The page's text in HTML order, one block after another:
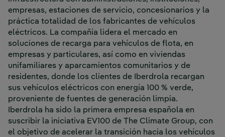
empresas, estaciones de servicio, concesionarios y la
práctica totalidad de los fabricantes de vehículos
eléctricos. La compañía lidera el mercado en
soluciones de recarga para vehículos de flota, en
empresas y particulares, así como en viviendas
unifamiliares y aparcamientos comunitarios y de
residentes, donde los clientes de Iberdrola recargan
sus vehículos eléctricos con energía 100 % verde,
proveniente de fuentes de generación limpia.
Iberdrola ha sido la primera empresa española en
suscribir la iniciativa EV100 de The Climate Group, con
el objetivo de acelerar la transición hacia los vehículos